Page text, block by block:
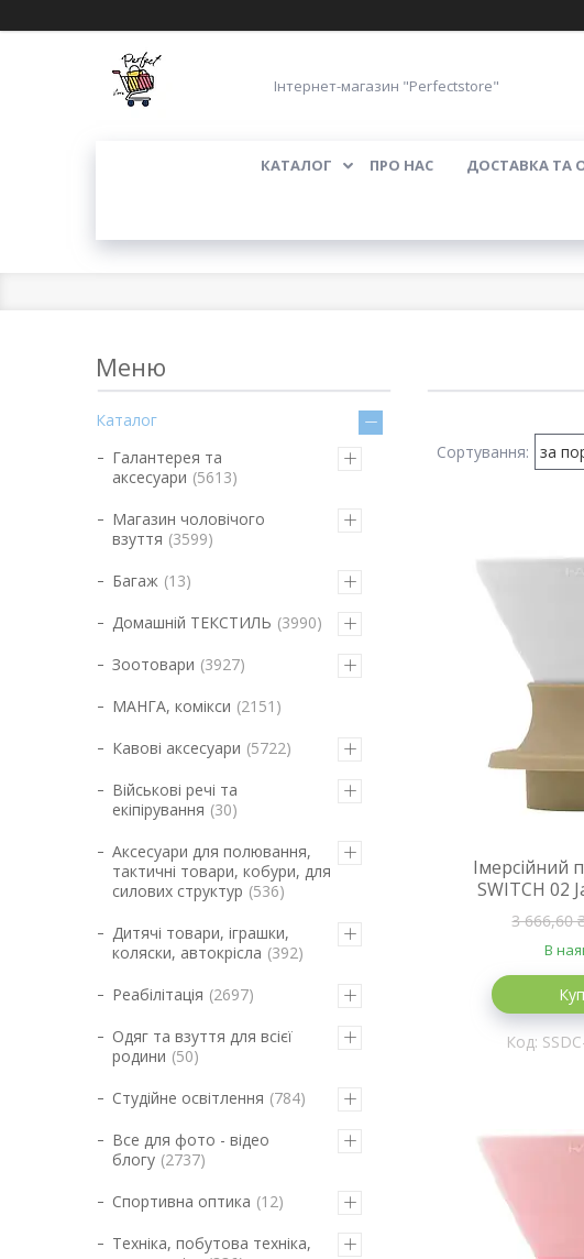
Інтернет-магазин "Perfectstore"
КАТАЛОГ ПРО НАС ДОСТАВКА ТА
Імерсійний
SWITCH 02
3 666,60
В
Каталог
Галантерея та
аксесуари 5613
Магазин чоловічого
взуття 3599
Багаж 13
Домашній ТЕКСТИЛЬ 3990
Зоотовари 3927
МАНГА, комікси 2151
Кавові аксесуари 5722
Військові речі та
екіпірування 30
Аксесуари для полювання,
тактичні товари, кобури, для
силових структур 536
Дитячі товари, іграшки,
коляски, автокрісла 392
Реабілітація 2697
Одяг та взуття для всієї
родини 50
Студійне освітлення 784
Все для фото - відео
блогу 2737
Спортивна оптика 12
Техніка, побутова техніка,